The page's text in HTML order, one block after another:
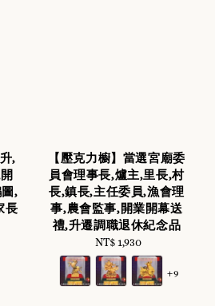
,
,
長
【壓克力櫥】當選宮廟委
員會理事長,爐主,里長,村
長,鎮長,主任委員,漁會理
事,農會監事,開業開幕送
禮,升遷調職退休紀念品
Regular
price
NT$ 1,930
+9